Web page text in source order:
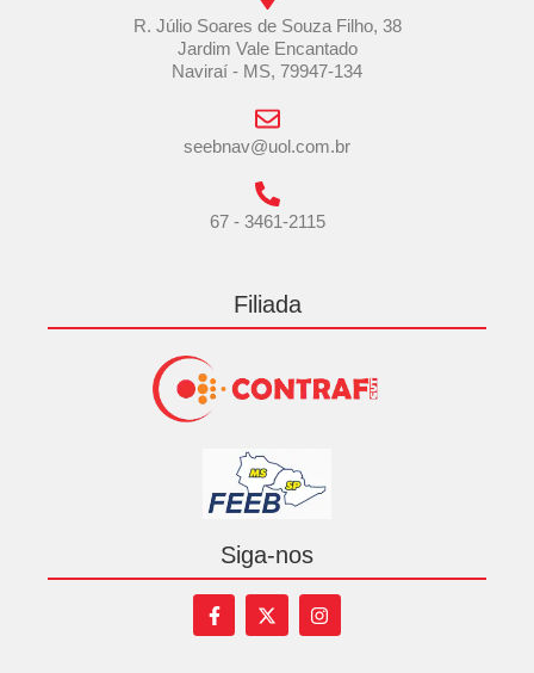
R. Júlio Soares de Souza Filho, 38
Jardim Vale Encantado
Naviraí - MS, 79947-134
seebnav@uol.com.br
67 - 3461-2115
Filiada
Siga-nos